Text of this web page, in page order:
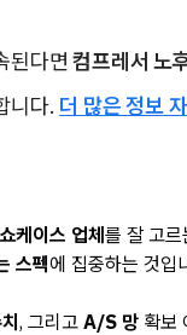
된다면컴프레서 노
니다. 더 많은 정보
케이스 업체를 잘 고
스펙에 집중하는 것입
, 그리고 A/S 망 확보